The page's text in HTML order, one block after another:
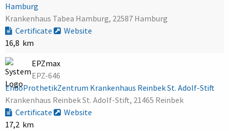
Hamburg
Krankenhaus Tabea Hamburg, 22587 Hamburg
Certificate
Website
16,8 km
EPZmax
EPZ-646
EndoProthetikZentrum Krankenhaus Reinbek St. Adolf-Stift
Krankenhaus Reinbek St. Adolf-Stift, 21465 Reinbek
Certificate
Website
17,2 km